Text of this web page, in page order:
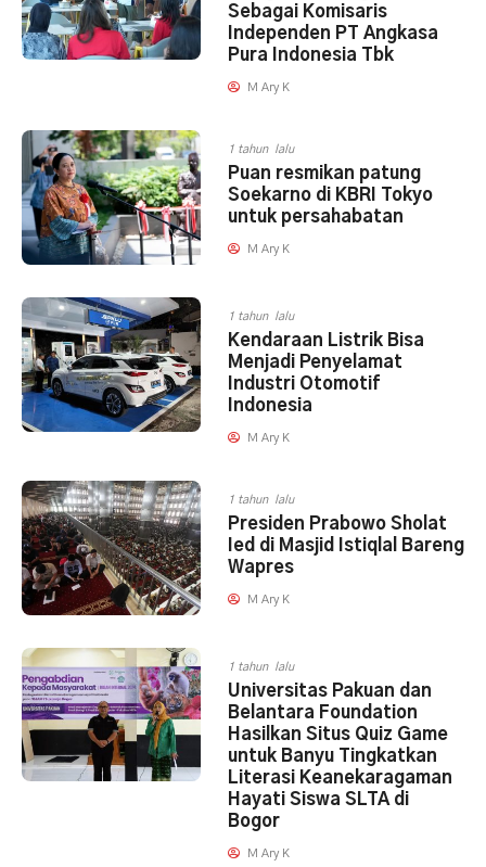
Sebagai Komisaris
Independen PT Angkasa
Pura Indonesia Tbk
M Ary K
1 tahun lalu
Puan resmikan patung
Soekarno di KBRI Tokyo
untuk persahabatan
M Ary K
1 tahun lalu
Kendaraan Listrik Bisa
Menjadi Penyelamat
Industri Otomotif
Indonesia
M Ary K
1 tahun lalu
Presiden Prabowo Sholat
Ied di Masjid Istiqlal Bareng
Wapres
M Ary K
1 tahun lalu
Universitas Pakuan dan
Belantara Foundation
Hasilkan Situs Quiz Game
untuk Banyu Tingkatkan
Literasi Keanekaragaman
Hayati Siswa SLTA di
Bogor
M Ary K